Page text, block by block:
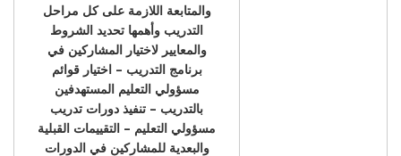
والمتابعة اللازمة على كل مراحل
التدريب وأهمها تحديد الشروط
والمعايير لاختيار المشاركين في
برنامج التدريب – اختيار قوائم
مسؤولي التعليم المستهدفين
بالتدريب – تنفيذ دورات تدريب
مسؤولي التعليم – التقييمات القبلية
والبعدية للمشاركين في الدورات